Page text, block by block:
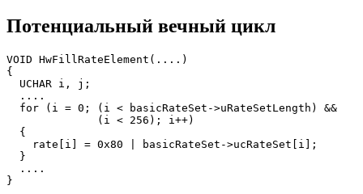
Потенциальный вечный цикл
VOID HwFillRateElement(....)
{
  UCHAR i, j;
  ....
  for (i = 0; (i < basicRateSet->uRateSetLength) &&
              (i < 256); i++)
  {
    rate[i] = 0x80 | basicRateSet->ucRateSet[i];
  }
  ....
}